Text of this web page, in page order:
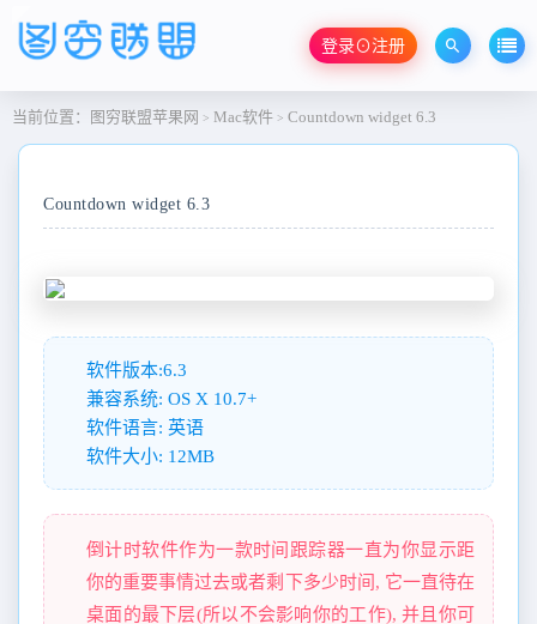
登录⊙注册
当前位置： 图穷联盟苹果网 > Mac软件 > Countdown widget 6.3
Countdown widget 6.3
软件版本:6.3
兼容系统: OS X 10.7+
软件语言: 英语
软件大小: 12MB
倒计时软件作为一款时间跟踪器一直为你显示距
你的重要事情过去或者剩下多少时间, 它一直待在
桌面的最下层(所以不会影响你的工作), 并且你可